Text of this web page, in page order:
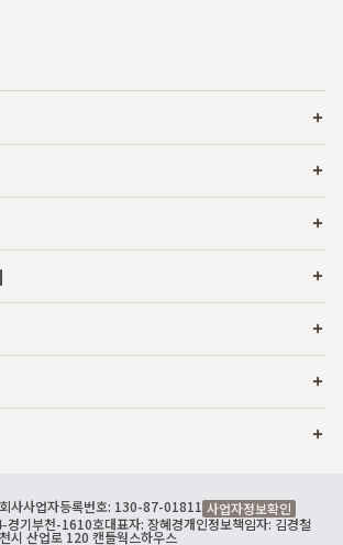
사사업자등록번호: 130-87-01811 사업자정보확인
경기부천-1610호대표자: 장혜경개인정보책임자: 김경철
시 산업로 120 캔들웍스하우스